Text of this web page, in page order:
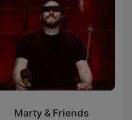
Marty & Friends